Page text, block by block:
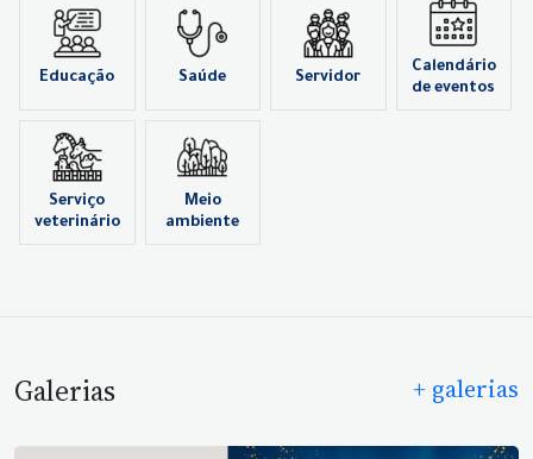
Educação Saúde Servidor
Calendário
de eventos
Serviço
veterinário
Meio
ambiente
Galerias + galerias